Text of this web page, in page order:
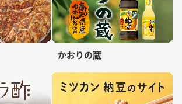
かおりの蔵